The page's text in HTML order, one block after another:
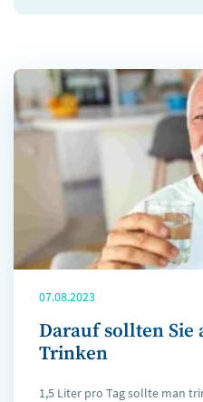
07.08.2023
Darauf sollten Sie
Trinken
1,5 Liter pro Tag sollte man